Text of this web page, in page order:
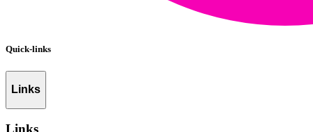
Quick-links
Links